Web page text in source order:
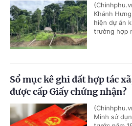
Khánh
hiện dự án
trường hợp
Sổ mục kê ghi đất hợp tác
được cấp Giấy chứng nhận?
Minh sử